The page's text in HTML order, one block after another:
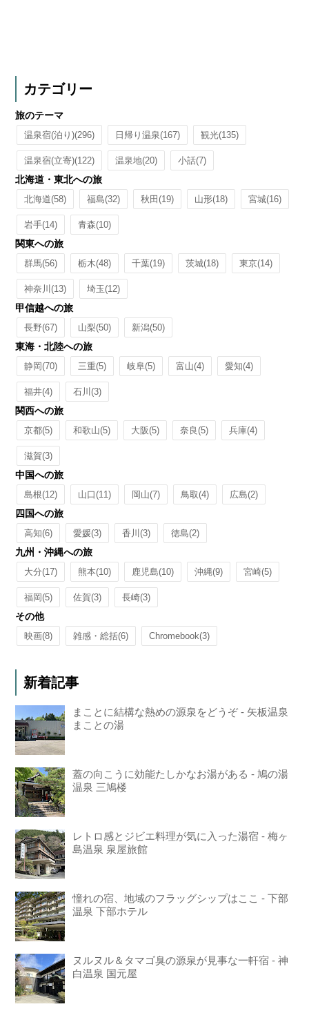
カテゴリー
旅のテーマ
温泉宿(泊り)(296) 日帰り温泉(167) 観光(135)
温泉宿(立寄)(122) 温泉地(20) 小話(7)
北海道・東北への旅
北海道(58) 福島(32) 秋田(19) 山形(18) 宮城(16)
岩手(14) 青森(10)
関東への旅
群馬(56) 栃木(48) 千葉(19) 茨城(18) 東京(14)
神奈川(13) 埼玉(12)
甲信越への旅
長野(67) 山梨(50) 新潟(50)
東海・北陸への旅
静岡(70) 三重(5) 岐阜(5) 富山(4) 愛知(4)
福井(4) 石川(3)
関西への旅
京都(5) 和歌山(5) 大阪(5) 奈良(5) 兵庫(4)
滋賀(3)
中国への旅
島根(12) 山口(11) 岡山(7) 鳥取(4) 広島(2)
四国への旅
高知(6) 愛媛(3) 香川(3) 徳島(2)
九州・沖縄への旅
大分(17) 熊本(10) 鹿児島(10) 沖縄(9) 宮崎(5)
福岡(5) 佐賀(3) 長崎(3)
その他
映画(8) 雑感・総括(6) Chromebook(3)
新着記事
まことに結構な熱めの源泉をどうぞ - 矢板温泉
まことの湯
蓋の向こうに効能たしかなお湯がある - 鳩の湯
温泉 三鳩楼
レトロ感とジビエ料理が気に入った湯宿 - 梅ヶ
島温泉 泉屋旅館
憧れの宿、地域のフラッグシップはここ - 下部
温泉 下部ホテル
ヌルヌル＆タマゴ臭の源泉が見事な一軒宿 - 神
白温泉 国元屋